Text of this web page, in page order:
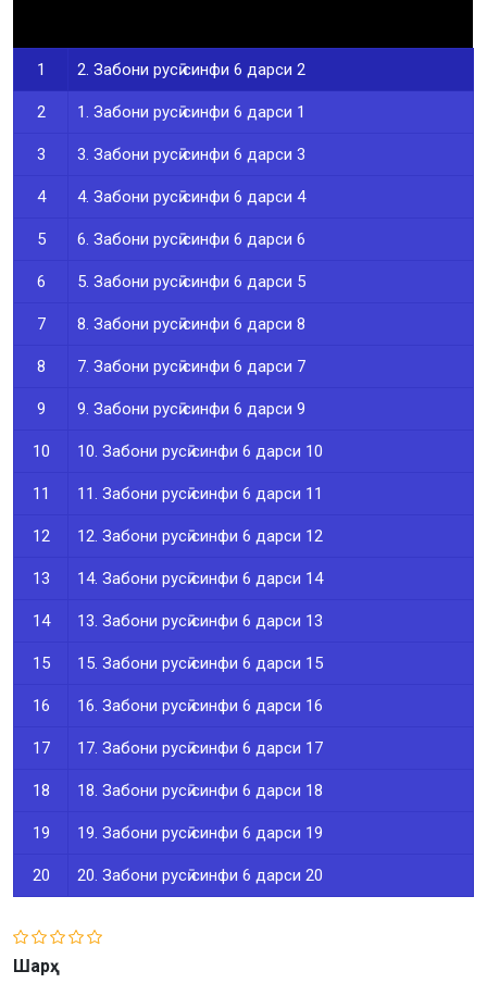
1 2. Забони русӣ синфи 6 дарси 2
2 1. Забони русӣ синфи 6 дарси 1
3 3. Забони русӣ синфи 6 дарси 3
4 4. Забони русӣ синфи 6 дарси 4
5 6. Забони русӣ синфи 6 дарси 6
6 5. Забони русӣ синфи 6 дарси 5
7 8. Забони русӣ синфи 6 дарси 8
8 7. Забони русӣ синфи 6 дарси 7
9 9. Забони русӣ синфи 6 дарси 9
10 10. Забони русӣ синфи 6 дарси 10
11 11. Забони русӣ синфи 6 дарси 11
12 12. Забони русӣ синфи 6 дарси 12
13 14. Забони русӣ синфи 6 дарси 14
14 13. Забони русӣ синфи 6 дарси 13
15 15. Забони русӣ синфи 6 дарси 15
16 16. Забони русӣ синфи 6 дарси 16
17 17. Забони русӣ синфи 6 дарси 17
18 18. Забони русӣ синфи 6 дарси 18
19 19. Забони русӣ синфи 6 дарси 19
20 20. Забони русӣ синфи 6 дарси 20
Шарҳ